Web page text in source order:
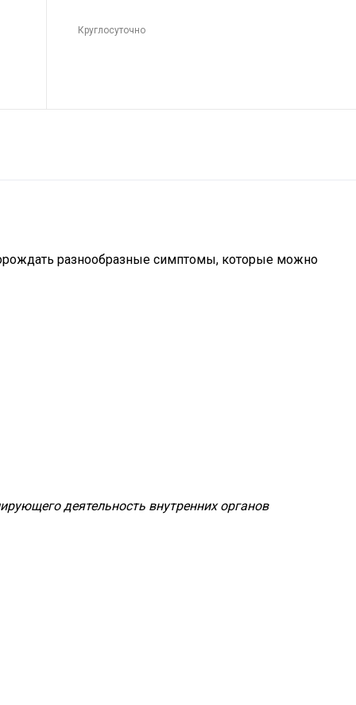
Круглосуточно
разнообразные симптомы, которые можно
деятельность внутренних органов